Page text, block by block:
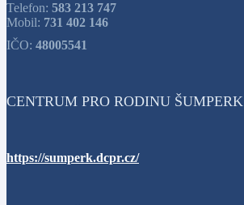
Telefon: 583 213 747
Mobil: 731 402 146
IČO: 48005541
CENTRUM PRO RODINU ŠUMPERK
https://sumperk.dcpr.cz/